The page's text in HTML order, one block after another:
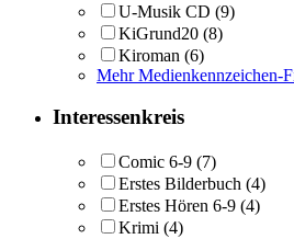
U-Musik CD (9)
KiGrund20 (8)
Kiroman (6)
Mehr Medienkennzeichen-
Interessenkreis
Comic 6-9 (7)
Erstes Bilderbuch (4)
Erstes Hören 6-9 (4)
Krimi (4)